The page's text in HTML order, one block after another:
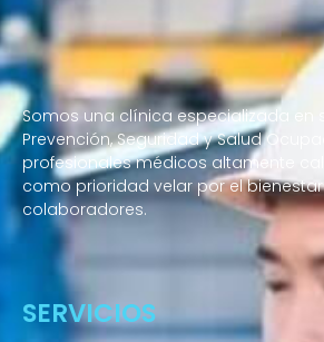
Somos una clínica especializada en
Prevención, Seguridad y Salud
profesionales médicos altamente
como prioridad velar por el bienestar
colaboradores.
Enfermeras a domicilio
SERVICIOS